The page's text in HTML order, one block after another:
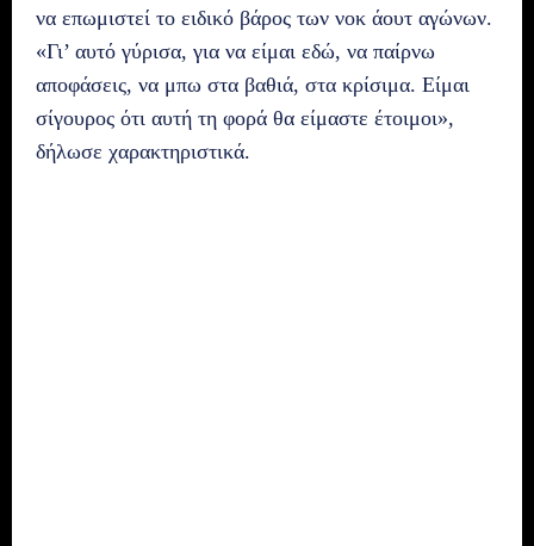
να επωμιστεί το ειδικό βάρος των νοκ άουτ αγώνων.
«Γι’ αυτό γύρισα, για να είμαι εδώ, να παίρνω
αποφάσεις, να μπω στα βαθιά, στα κρίσιμα. Είμαι
σίγουρος ότι αυτή τη φορά θα είμαστε έτοιμοι»,
δήλωσε χαρακτηριστικά.